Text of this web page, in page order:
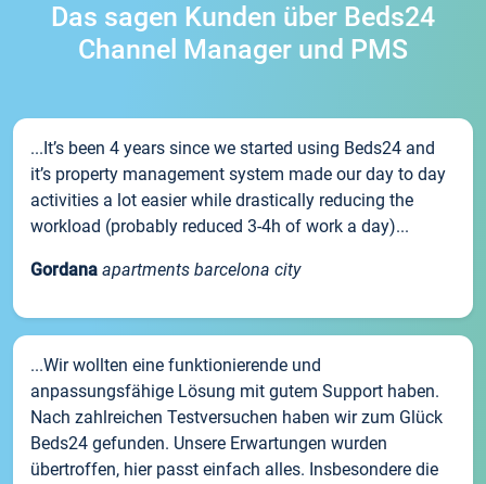
Das sagen Kunden über Beds24
Channel Manager und PMS
...It’s been 4 years since we started using Beds24 and
it’s property management system made our day to day
activities a lot easier while drastically reducing the
workload (probably reduced 3-4h of work a day)...
Gordana apartments barcelona city
...Wir wollten eine funktionierende und
anpassungsfähige Lösung mit gutem Support haben.
Nach zahlreichen Testversuchen haben wir zum Glück
Beds24 gefunden. Unsere Erwartungen wurden
übertroffen, hier passt einfach alles. Insbesondere die